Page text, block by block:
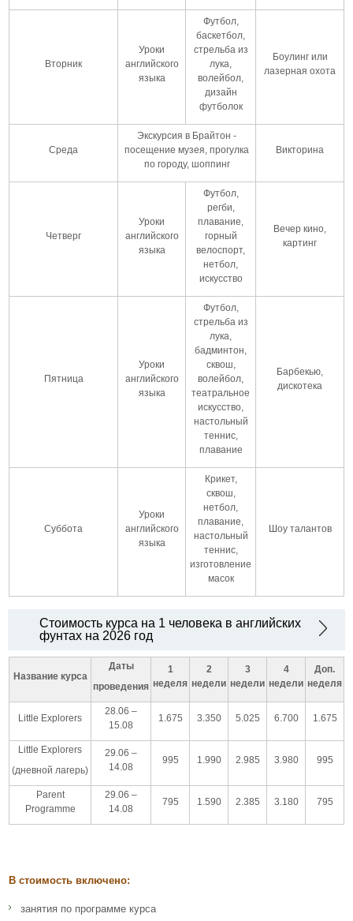
Вторник
Уроки
английского
языка
Футбол,
баскетбол,
стрельба из
лука,
волейбол,
дизайн
футболок
Боулинг или
лазерная охота
Среда
Экскурсия в Брайтон -
посещение музея, прогулка
по городу, шоппинг
Викторина
Четверг
Уроки
английского
языка
Футбол,
регби,
плавание,
горный
велоспорт,
нетбол,
искусство
Вечер кино,
картинг
Пятница
Уроки
английского
языка
Футбол,
стрельба из
лука,
бадминтон,
сквош,
волейбол,
театральное
искусство,
настольный
теннис,
плавание
Барбекью,
дискотека
Суббота
Уроки
английского
языка
Крикет,
сквош,
нетбол,
плавание,
настольный
теннис,
изготовление
масок
Шоу талантов
Стоимость курса на 1 человека в английских
фунтах на 2026 год
Название курса
Даты
проведения
1
неделя
2
недели
3
недели
4
недели
Доп.
неделя
Little Explorers
28.06 –
15.08
1.675 3.350 5.025 6.700 1.675
Little Explorers
(дневной лагерь)
29.06 –
14.08
995 1.990 2.985 3.980 995
Parent
Programme
29.06 –
14.08
795 1.590 2.385 3.180 795
В стоимость включено:
занятия по программе курса